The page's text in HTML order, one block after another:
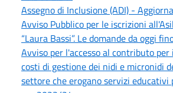
Assegno di Inclusione (ADI) -
Avviso Pubblico per le iscrizioni
“Laura Bassi”. Le domande da oggi
Avviso per l'accesso al contributo per
costi di gestione dei nidi e micronidi
settore che erogano servizi